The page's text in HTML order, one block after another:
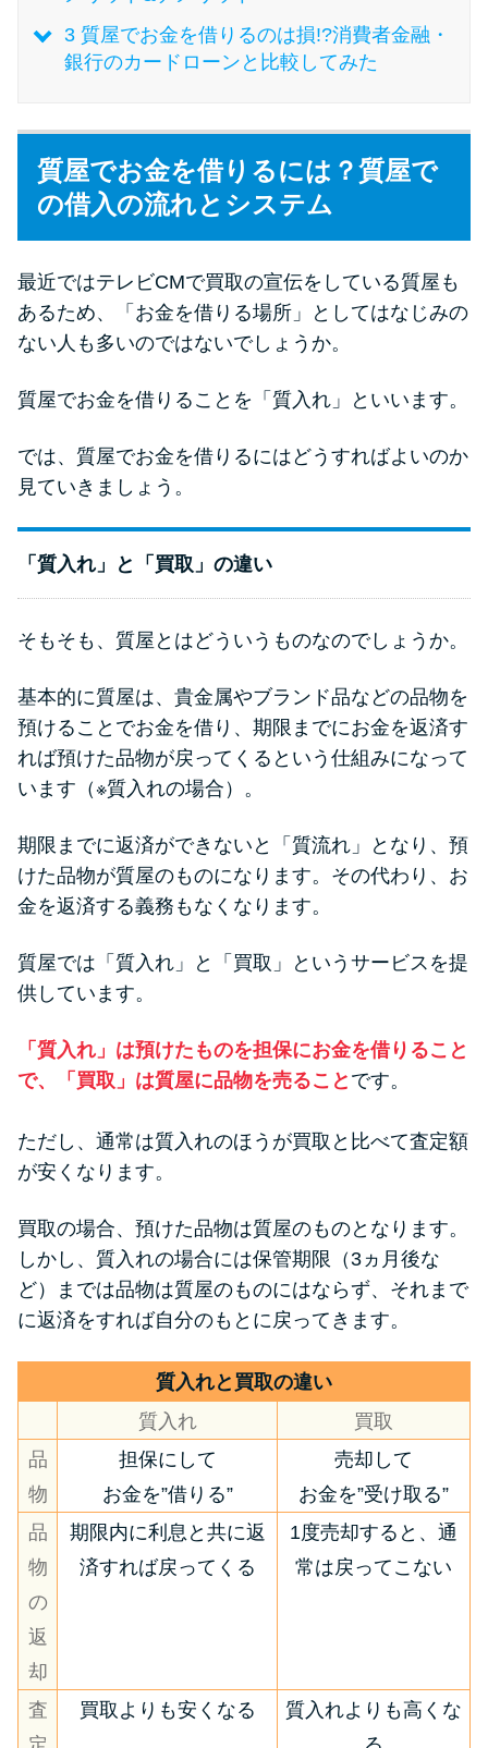
ソフト闇金とは？悪質な手口に
090金融（闇金）からお金を借り
てはいけない理由と借りた場合
の対処法
申し込みブラックとは?判断の目
安や審査に通らない理由
は？3つの判断基準と工面法
アコムはブラックでも審査に通
方法
アコムとレイクどっちがいい
の？ カードローンの選び方を徹
プロミスの返済方法を徹底解
説！ もっとも便利でお得な返済
方法はどれ？
年収が低い＆他社借入があると
落ちる？バンクイックの口コミ
を分析
みずほ銀行カードローンの問い
せ方法
3質屋でお金を借りるのは損!?消費者金融・
銀行のカードローンと比較してみた
質屋でお金を借りるには？質屋で
の借入の流れとシステム
最近ではテレビCMで買取の宣伝をしている質屋も
あるため、「お金を借りる場所」としてはなじみの
ない人も多いのではないでしょうか。
質屋でお金を借りることを「質入れ」といいます。
では、質屋でお金を借りるにはどうすればよいのか
見ていきましょう。
「質入れ」と「買取」の違い
そもそも、質屋とはどういうものなのでしょうか。
基本的に質屋は、貴金属やブランド品などの品物を
預けることでお金を借り、期限までにお金を返済す
れば預けた品物が戻ってくるという仕組みになって
います（※質入れの場合）。
期限までに返済ができないと「質流れ」となり、預
けた品物が質屋のものになります。その代わり、お
金を返済する義務もなくなります。
質屋では「質入れ」と「買取」というサービスを提
供しています。
「質入れ」は預けたものを担保にお金を借りること
で、「買取」は質屋に品物を売ること です。
ただし、通常は質入れのほうが買取と比べて査定額
が安くなります。
買取の場合、預けた品物は質屋のものとなります。
しかし、質入れの場合には保管期限（3ヵ月後な
ど）までは品物は質屋のものにはならず、それまで
に返済をすれば自分のもとに戻ってきます。
質入れと買取の違い
質入れ
買取
品
物
担保にして
お金を”借りる”
売却して
お金を”受け取る”
品
物
の
返
却
期限内に利息と共に返
済すれば戻ってくる
1度売却すると、通
常は戻ってこない
査
買取よりも安くなる
質入れよりも高くな